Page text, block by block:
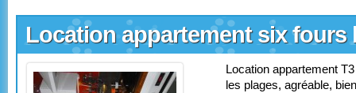
Location appartement six fours
Location appartement
les plages, agréable,